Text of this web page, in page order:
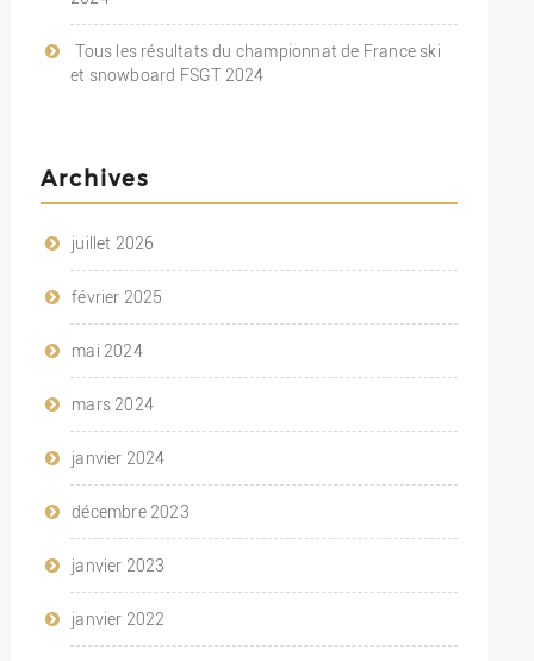
Tous les résultats du championnat de France ski
et snowboard FSGT 2024
Archives
juillet 2026
février 2025
mai 2024
mars 2024
janvier 2024
décembre 2023
janvier 2023
janvier 2022